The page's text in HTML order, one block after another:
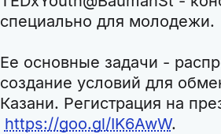
специально для молодежи.
Ее основные задачи -
создание условий для
Казани. Регистрация на
https://goo.gl/IK6AwW.